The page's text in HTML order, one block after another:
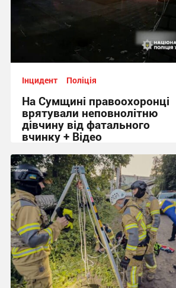
Інцидент Поліція
На Сумщині правоохоронці
врятували неповнолітню
дівчину від фатального
вчинку + Відео
17:04, 15.06.2026